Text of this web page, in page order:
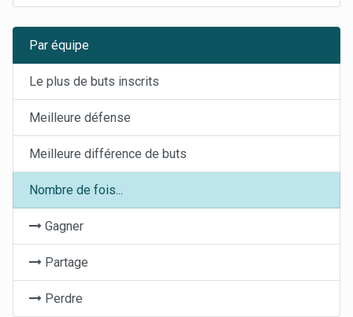
Par équipe
Le plus de buts inscrits
Meilleure défense
Meilleure différence de buts
Nombre de fois...
Gagner
Partage
Perdre